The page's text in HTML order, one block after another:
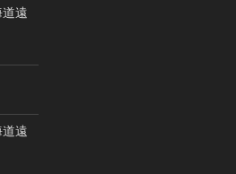
遠
遠